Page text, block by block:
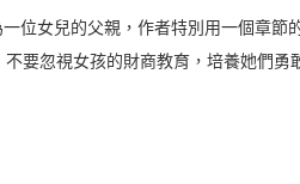
位女兒的父親，作者特別用一個章
要忽視女孩的財商教育，培養她們